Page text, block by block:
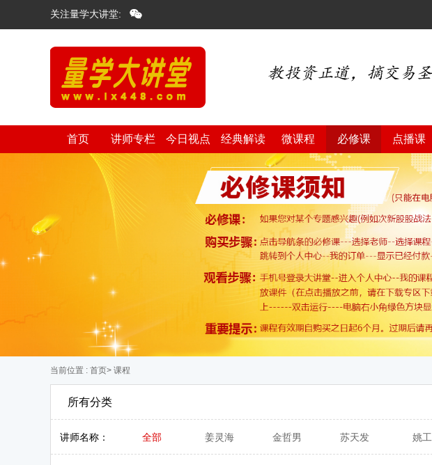
关注量学大讲堂:
首页 讲师专栏 今日视点 经典解读 微课程 必修课 点播课
当前位置 : 首页> 课程
所有分类
讲师名称： 全部 姜灵海 金哲男 苏天发 姚工